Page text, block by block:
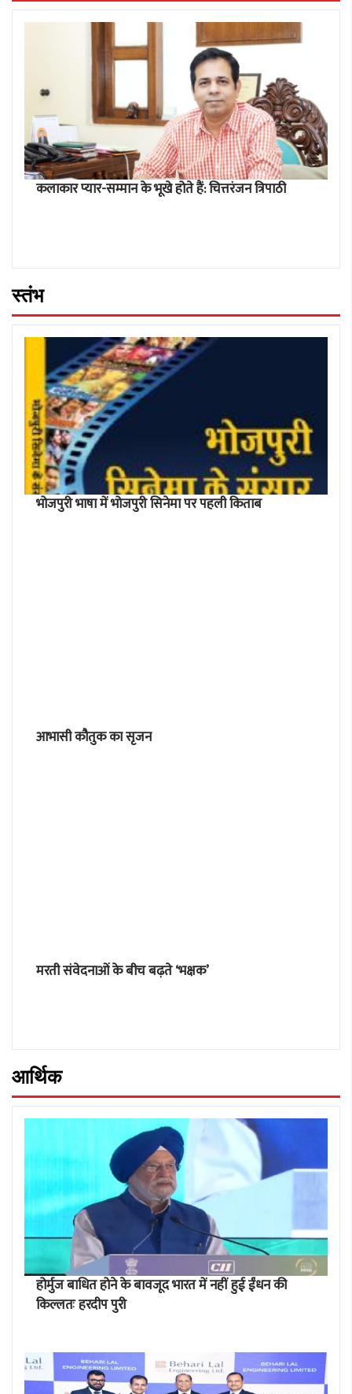
कलाकार प्यार-सम्मान के भूखे होते हैं: चित्तरंजन त्रिपाठी
स्तंभ
भोजपुरी भाषा में भोजपुरी सिनेमा पर पहली किताब
आभासी कौतुक का सृजन
मरती संवेदनाओं के बीच बढ़ते ‘भक्षक’
आर्थिक
होर्मुज बाधित होने के बावजूद भारत में नहीं हुई ईंधन की
किल्लतः हरदीप पुरी